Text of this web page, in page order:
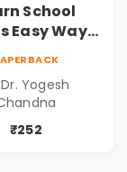
School
Easy Way :
Book1
Yogesh
₹252